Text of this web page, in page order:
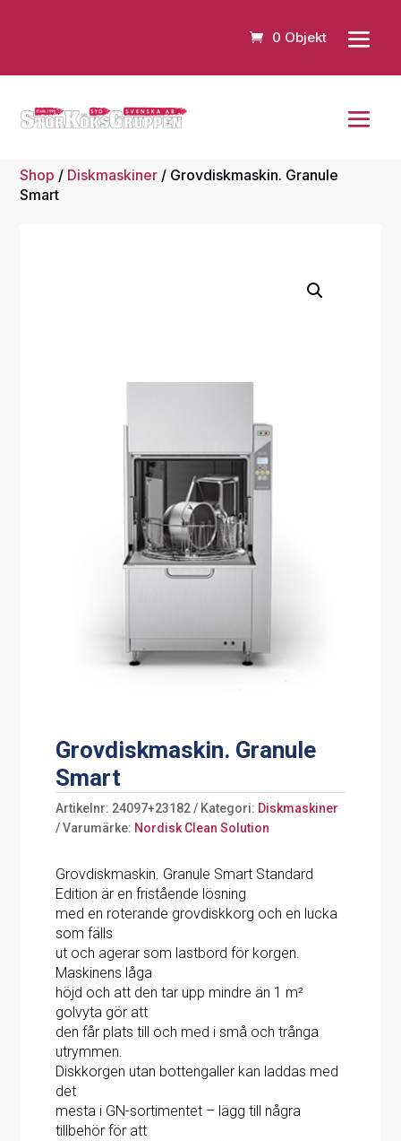
0 Objekt
Shop / Diskmaskiner / Grovdiskmaskin. Granule
Smart
Grovdiskmaskin. Granule
Smart
Artikelnr: 24097+23182 Kategori: Diskmaskiner
Varumärke: Nordisk Clean Solution
Grovdiskmaskin. Granule Smart Standard
Edition är en fristående lösning
med en roterande grovdiskkorg och en lucka
som fälls
ut och agerar som lastbord för korgen.
Maskinens låga
höjd och att den tar upp mindre än 1 m²
golvyta gör att
den får plats till och med i små och trånga
utrymmen.
Diskkorgen utan bottengaller kan laddas med
det
mesta i GN-sortimentet – lägg till några
tillbehör för att